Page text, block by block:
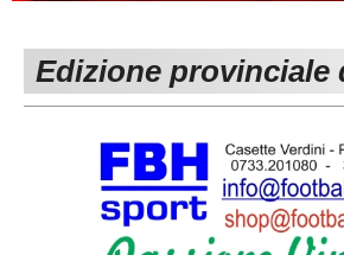
1^ CATEGORIA
3^ CATEGORIA
GIOVANILI
Edizione provinciale